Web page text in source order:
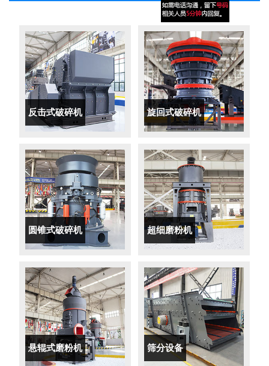
反击式破碎机 旋回式破碎机
圆锥式破碎机 超细磨粉机
悬辊式磨粉机 筛分设备